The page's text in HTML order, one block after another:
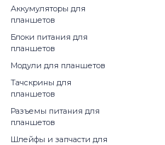
Аккумуляторы для
планшетов
Блоки питания для
планшетов
Модули для планшетов
Тачскрины для
планшетов
Разъемы питания для
планшетов
Шлейфы и запчасти для